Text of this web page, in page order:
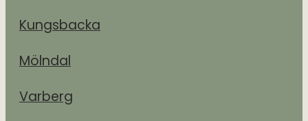
Kungsbacka
Mölndal
Varberg